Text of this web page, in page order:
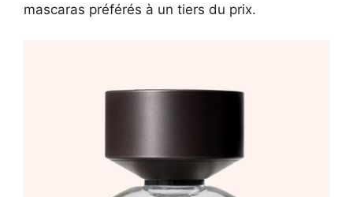
mascaras préférés à un tiers du prix.